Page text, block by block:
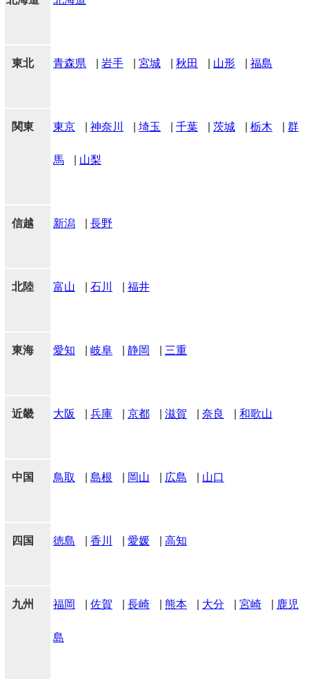
東北 青森県 岩手 宮城 秋田 山形 福島
関東 東京 神奈川 埼玉 千葉 茨城 栃木 群
馬 山梨
信越 新潟 長野
北陸 富山 石川 福井
東海 愛知 岐阜 静岡 三重
近畿 大阪 兵庫 京都 滋賀 奈良 和歌山
中国 鳥取 島根 岡山 広島 山口
四国 徳島 香川 愛媛 高知
九州 福岡 佐賀 長崎 熊本 大分 宮崎 鹿児
島